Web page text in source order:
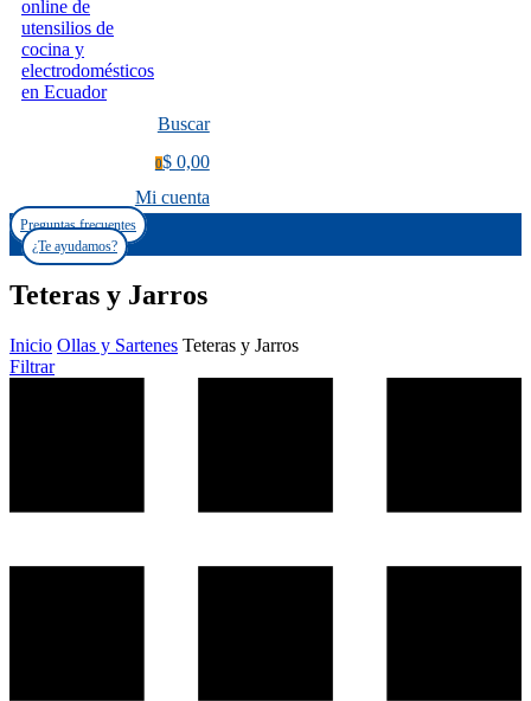
Buscar
0$ 0,00
Mi cuenta
Preguntas frecuentes
¿Te ayudamos?
Teteras y Jarros
Inicio Ollas y Sartenes Teteras y Jarros
Filtrar